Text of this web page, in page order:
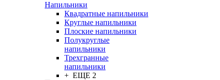
Напильники
Квадратные напильники
Круглые напильники
Плоские напильники
Полукруглые
напильники
Трехгранные
напильники
+ ЕЩЕ 2